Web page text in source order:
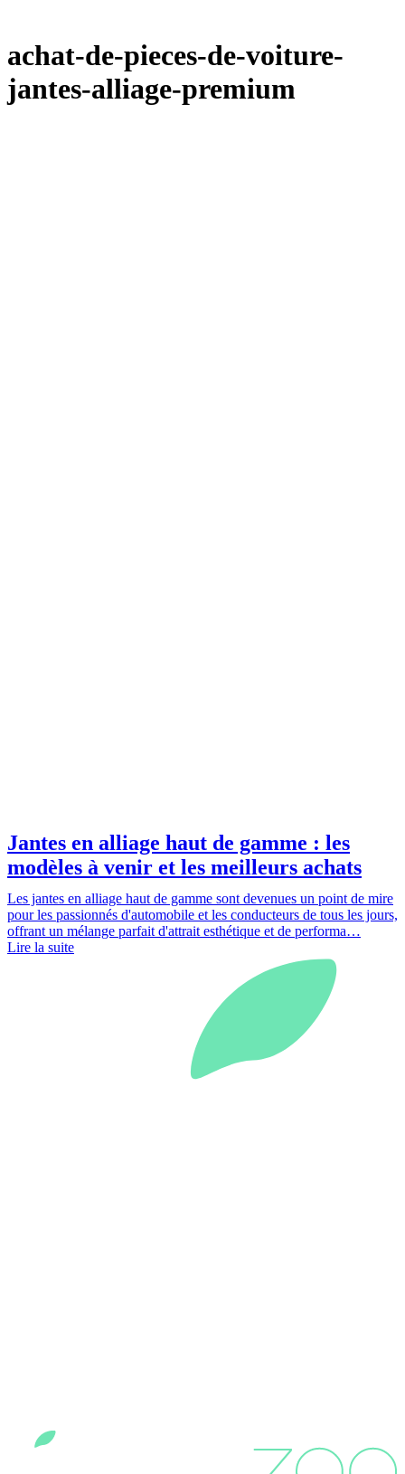
achat-de-pieces-de-voiture-
jantes-alliage-premium
Jantes en alliage haut de gamme : les
modèles à venir et les meilleurs achats
Les jantes en alliage haut de gamme sont devenues un point de mire
pour les passionnés d'automobile et les conducteurs de tous les jours,
offrant un mélange parfait d'attrait esthétique et de performa…
Lire la suite